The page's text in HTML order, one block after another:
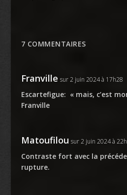
7 COMMENTAIRES
Franville sur 2 juin 2024 à 17h28
Escartefigue: « mais, c’est
Franville
Matoufilou sur 2 juin 2024 à
Contraste fort avec la
rupture.